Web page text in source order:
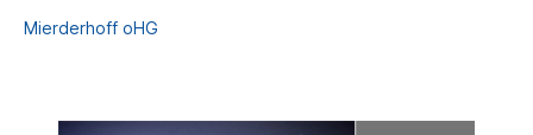
Mierderhoff oHG